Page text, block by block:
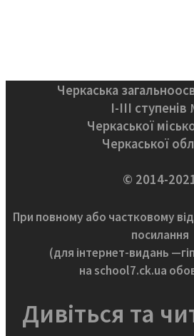
Черкаська
І-ІІІ
Черкаської
Черкаської
© 2014-
При повному або частковому
посилання
(для інтернет-видань
на school7.ck.ua
Дивіться та